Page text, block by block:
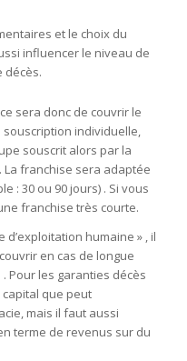
et le choix du
influencer le niveau de
décès.
sera donc de couvrir le
souscription individuelle,
souscrit alors par la
La franchise sera adaptée
: 30 ou 90 jours) . Si vous
franchise très courte.
humaine » , il
en cas de longue
Pour les garanties décès
que peut
mais il faut aussi
terme de revenus sur du